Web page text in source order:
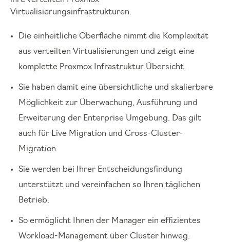
Virtualisierungsinfrastrukturen.
Die einheitliche Oberfläche nimmt die Komplexität
aus verteilten Virtualisierungen und zeigt eine
komplette Proxmox Infrastruktur Übersicht.
Sie haben damit eine übersichtliche und skalierbare
Möglichkeit zur Überwachung, Ausführung und
Erweiterung der Enterprise Umgebung. Das gilt
auch für Live Migration und Cross-Cluster-
Migration.
Sie werden bei Ihrer Entscheidungsfindung
unterstützt und vereinfachen so Ihren täglichen
Betrieb.
So ermöglicht Ihnen der Manager ein effizientes
Workload-Management über Cluster hinweg.